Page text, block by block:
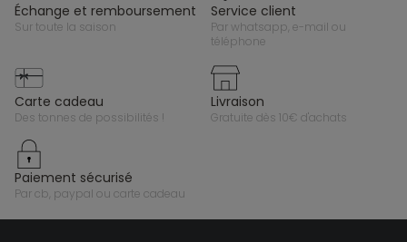
échange et remboursement
sur toute la saison
service client
par whatsapp, e-mail ou
téléphone
carte cadeau
des tonnes de possibilités !
livraison
gratuite dès 10€ d'achats
paiement sécurisé
par cb, paypal ou carte cadeau